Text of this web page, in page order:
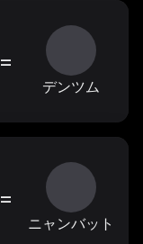
=
デンツム
=
ニャンバット